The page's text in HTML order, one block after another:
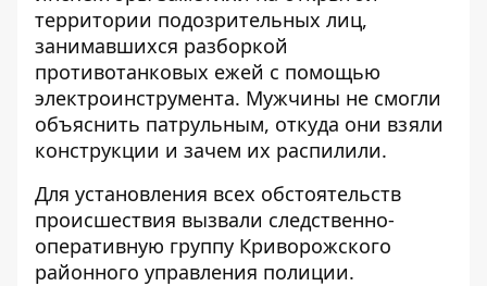
территории подозрительных лиц,
занимавшихся разборкой
противотанковых ежей с помощью
электроинструмента. Мужчины не смогли
объяснить патрульным, откуда они взяли
конструкции и зачем их распилили.
Для установления всех обстоятельств
происшествия вызвали следственно-
оперативную группу Криворожского
районного управления полиции.